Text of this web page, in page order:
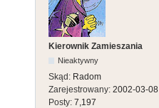
Kierownik Zamieszania
Nieaktywny
Skąd: Radom
Zarejestrowany: 2002-03-08
Posty: 7,197